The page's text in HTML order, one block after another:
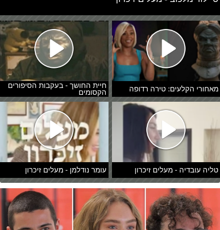
מאחורי הקלעים: טירה רדופה
חיית החושך - בעקבות הסיפורים
הקסומים
טליה עובדיה - מעלים זיכרון עומר נודלמן - מעלים זיכרון